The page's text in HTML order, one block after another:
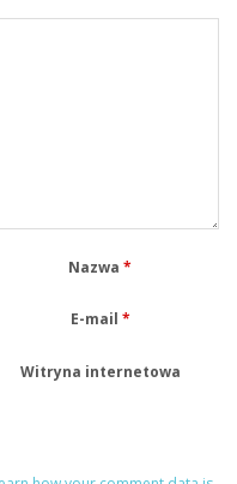
Nazwa*
E-mail *
Witryna internetowa